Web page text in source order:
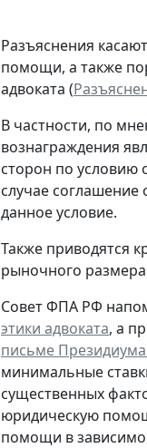
Разъяснения
помощи, а также
адвоката (
В частности, по
вознаграждения
сторон по условию
случае
данное условие.
Также приводятся
рыночного размера
Совет ФПА РФ
этики адвоката, а
письме
минимальные
существенных
юридическую
помощи в